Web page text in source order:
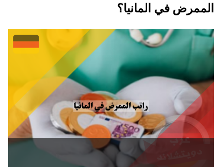
الممرض في المانيا؟